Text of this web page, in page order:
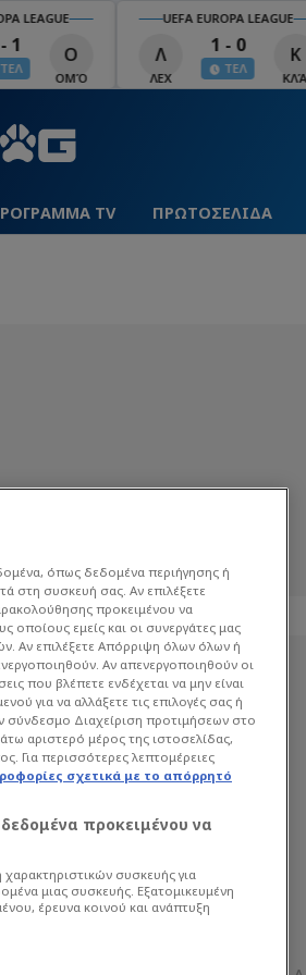
LEAGUE
1 Ο
ΟΜΌ
UEFA EUROPA LEAGUE
Λ
ΛΕΧ
1 - 0
ΤΕΛ
Κ
ΚΛΆ
TV ΠΡΩΤΟΣΕΛΙΔΑ
Basketball
όπως δεδομένα περιήγησης ή
στη συσκευή σας. Αν επιλέξετε
προκειμένου να
οποίους εμείς και οι συνεργάτες μας
Αν επιλέξετε Απόρριψη όλων όλων ή
Αν απενεργοποιηθούν οι
που βλέπετε ενδέχεται να μην είναι
για να αλλάξετε τις επιλογές σας ή
σύνδεσμο Διαχείριση προτιμήσεων στο
αριστερό μέρος της ιστοσελίδας,
Για περισσότερες λεπτομέρειες
σχετικά με το απόρρητό
προκειμένου να
συσκευής για
μιας συσκευής. Εξατομικευμένη
έρευνα κοινού και ανάπτυξη